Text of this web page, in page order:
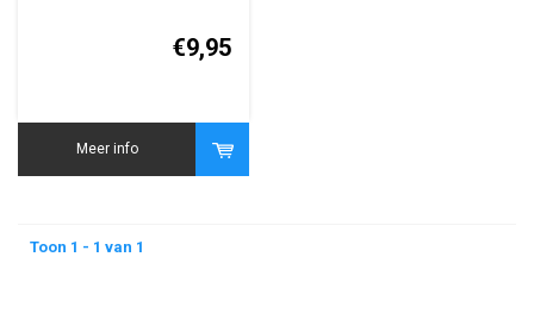
replacement accu€9,95
Meer info
Toon 1 - 1 van 1